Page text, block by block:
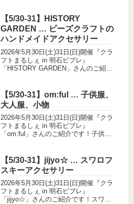
リジナルアクセサリー。大人のかっこ
よさに、 ほんの少...
【5/30-31】HISTORY
GARDEN … ビーズクラフトの
ハンドメイドアクセサリー
2026年5月30日(土)31日(日)開催『クラ
フトまるしぇ in 明石ビブレ』
「HISTORY GARDEN」さんのご紹介
ビーズを手編みしたアクセサリーをご
用意しておりま...
【5/30-31】om:ful … 子供服、
大人服、小物
2026年5月30日(土)31日(日)開催『クラ
フトまるしぇ in 明石ビブレ』
「om:ful」さんのご紹介です！子供
に、 チェック柄をメインにしたお洋
服や小物をお作りしてい...
【5/30-31】jijyo☆ … スワロフ
スキーアクセサリー
2026年5月30日(土)31日(日)開催『クラ
フトまるしぇ in 明石ビブレ』
「jijyo☆」さんのご紹介です！スワロ